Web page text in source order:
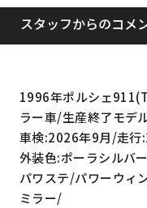
スタッフからのコメ
1996年ポルシェ
ラー車/生産終了モデ
車検:2026年9月/走
外装色:ポーラシルバ
パワステ/パワーウィ
ミラー/